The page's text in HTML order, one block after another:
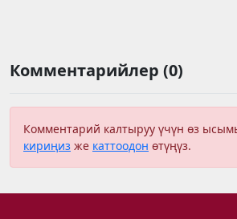
Комментарийлер (0)
Комментарий калтыруу үчүн өз
кириңиз же каттоодон өтүңүз.